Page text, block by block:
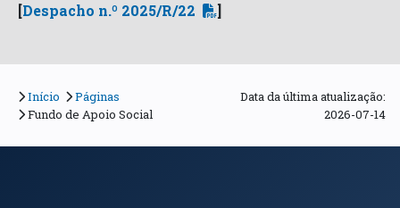
[Despacho n.º 2025/R/22 ]
Início
Páginas
Fundo de Apoio Social
Data da última atualização:
2026-07-14